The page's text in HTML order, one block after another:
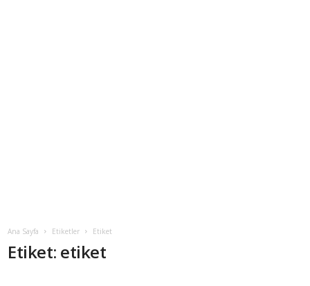
Ana Sayfa Etiketler Etiket
Etiket: etiket